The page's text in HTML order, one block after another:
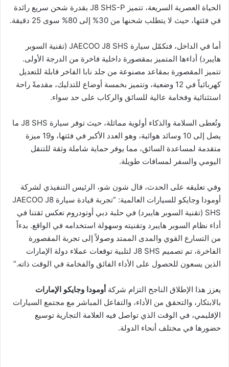
الحياة العصرية السريعة، تتميز J8 SHS-P بقدرة شحن سريع رائدة
في فئتها، حيث لا يتطلب شحنها من 30% إلى 80% سوى 25 دقيقة.
أما في الداخل، فتكمّل سيارة JAECOO J8 SHS (تقنية السوبر
هايبرد) أداءها المتميز بمقصورة داخلية فاخرة من الدرجة الأولى.
تتميز المقصورة بمقاعد مصنوعة من جلد نابا الفاخر قابلة للتعديل
كهربائياً في 12 وضعية، وتتميز بخمسة أوضاع للتدليك، مقدمةً راحة
استثنائية وفخامة عالية للسائق والركاب على حد سواء.
وتُعطى السلامة والذكاء أولوية مماثلة، حيث توفر سيارة J8 SHS ما
يصل إلى 10 وسائد هوائية، وهو العدد الأكبر في فئتها، و19 ميزة
متقدمة لمساعدة السائق، مما يوفر حماية شاملة وثقة للتنقل
اليومي والسفر لمسافات طويلة.
وفي تعليقه على الحدث، قال شون شو، الرئيس التنفيذي لشركة
أومودا وجايكو للسيارات العالمية: “تجربة قيادة سيارة JAECOO J8
SHS (تقنية السوبر هايبرد) في حلبة دبي أوتودروم تعكس ثقتنا في
أداء نظام السوبر هايبرد وتقنيته وسهولة استخدامه في الواقع. بدءاً
من التسارع القوي والمدى الممتد وصولاً إلى تجربة المقصورة
الفاخرة، تم تصميم J8 SHS لتلبية توقعات عملاء دولة الإمارات
الذين يسعون للحصول على الأداء الفائق والفخامة في الوقت ذاته.”
يعزز هذا الإطلاق الناجح التزام شركة أومودا وجايكو الإمارات
بالابتكار، والتحقق من الأداء، والتفاعل المباشر مع مجتمع السيارات
الإقليمي، في الوقت الذي تواصل فيه العلامة التجارية توسيع
حضورها في مختلف أنحاء الدولة.